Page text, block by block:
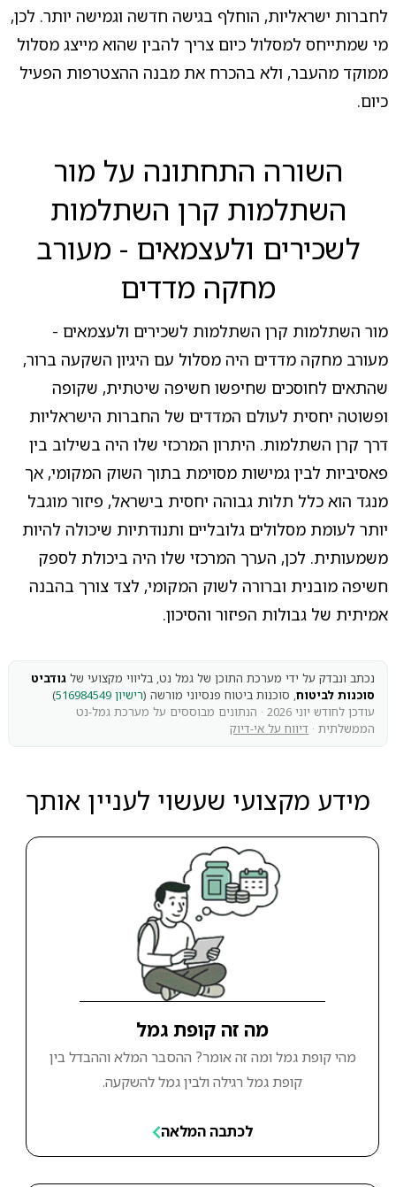
לחברות ישראליות, הוחלף בגישה חדשה וגמישה יותר. לכן,
מי שמתייחס למסלול כיום צריך להבין שהוא מייצג מסלול
ממוקד מהעבר, ולא בהכרח את מבנה ההצטרפות הפעיל
כיום.
השורה התחתונה על מור
השתלמות קרן השתלמות
לשכירים ולעצמאים - מעורב
מחקה מדדים
מור השתלמות קרן השתלמות לשכירים ולעצמאים -
מעורב מחקה מדדים היה מסלול עם היגיון השקעה ברור,
שהתאים לחוסכים שחיפשו חשיפה שיטתית, שקופה
ופשוטה יחסית לעולם המדדים של החברות הישראליות
דרך קרן השתלמות. היתרון המרכזי שלו היה בשילוב בין
פאסיביות לבין גמישות מסוימת בתוך השוק המקומי, אך
מנגד הוא כלל תלות גבוהה יחסית בישראל, פיזור מוגבל
יותר לעומת מסלולים גלובליים ותנודתיות שיכולה להיות
משמעותית. לכן, הערך המרכזי שלו היה ביכולת לספק
חשיפה מובנית וברורה לשוק המקומי, לצד צורך בהבנה
אמיתית של גבולות הפיזור והסיכון.
נכתב ונבדק על ידי מערכת התוכן של גמל נט, בליווי מקצועי של גודביט
סוכנות לביטוח, סוכנות ביטוח פנסיוני מורשה (רישיון 516984549
)
עודכן לחודש יוני 2026 · הנתונים מבוססים על מערכת גמל-נט
הממשלתית · דיווח על אי-דיוק
מידע מקצועי שעשוי לעניין אותך
מה זה קופת גמל
מהי קופת גמל ומה זה אומר? ההסבר המלא וההבדל בין
קופת גמל רגילה ולבין גמל להשקעה.
לכתבה המלאה